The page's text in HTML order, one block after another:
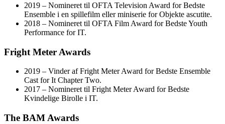
2019 – Nomineret til OFTA Television Award for Bedste
Ensemble i en spillefilm eller miniserie for Objekte ascutite.
2018 – Nomineret til OFTA Film Award for Bedste Youth
Performance for IT.
Fright Meter Awards
2019 – Vinder af Fright Meter Award for Bedste Ensemble
Cast for It Chapter Two.
2017 – Nomineret til Fright Meter Award for Bedste
Kvindelige Birolle i IT.
The BAM Awards